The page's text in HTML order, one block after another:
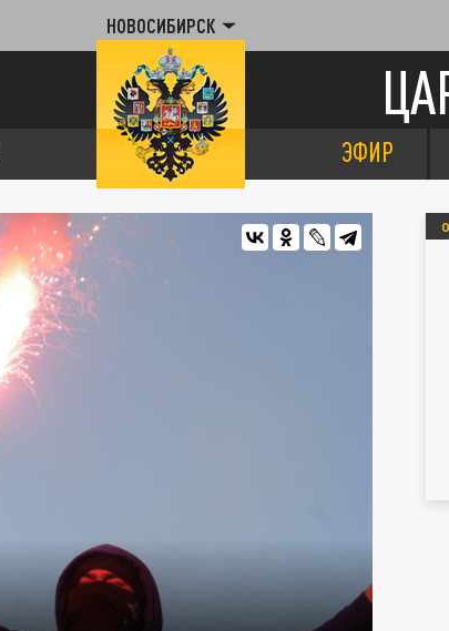
НОВОСИБИРСК
ЭФИР